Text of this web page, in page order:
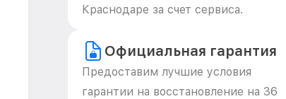
Краснодаре за счет сервиса.
Официальная гарантия
Предоставим лучшие условия
гарантии на восстановление на 36